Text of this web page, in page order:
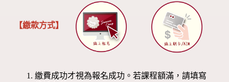
【繳款方式】
繳費成功才視為報名成功。若課程額滿，請填寫